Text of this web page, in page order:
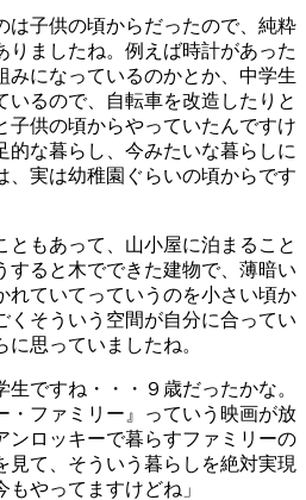
は子供の頃からだったので、純粋
りましたね。例えば時計があった
みになっているのかとか、中学生
いるので、自転車を改造したりと
子供の頃からやっていたんですけ
的な暮らし、今みたいな暮らしに
、実は幼稚園ぐらいの頃からです
もあって、山小屋に泊まること
すると木でできた建物で、薄暗い
れていてっていうのを小さい頃か
くそういう空間が自分に合ってい
思っていましたね。
ですね・・・９歳だったかな。
・ファミリー』っていう映画が放
ンロッキーで暮らすファミリーの
見て、そういう暮らしを絶対実現
やってますけどね」